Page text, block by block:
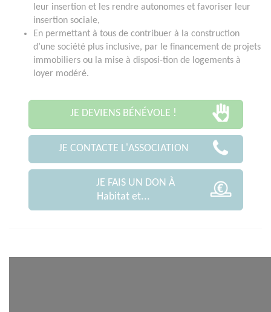
leur insertion et les rendre autonomes et favoriser leur
insertion sociale,
En permettant à tous de contribuer à la construction
d’une société plus inclusive, par le financement de projets
immobiliers ou la mise à disposi-tion de logements à
loyer modéré.
JE DEVIENS BÉNÉVOLE !
JE CONTACTE L'ASSOCIATION
JE FAIS UN DON À
Habitat et...